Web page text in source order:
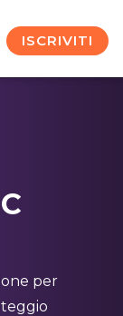
ISCRIVITI
per